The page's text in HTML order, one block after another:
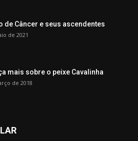
de Câncer e seus ascendentes
de 2021
mais sobre o peixe Cavalinha
de 2018